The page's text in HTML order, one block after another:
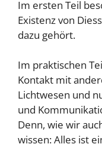
Im ersten Teil
Existenz von
dazu gehört.
Im praktischen
Kontakt mit
Lichtwesen und
und
Denn, wie wir
wissen: Alles ist